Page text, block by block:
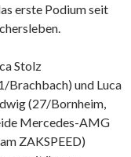
erste Podium seit
Stolz
Brachbach) und Luca
(27/Bornheim,
Mercedes-AMG
ZAKSPEED)